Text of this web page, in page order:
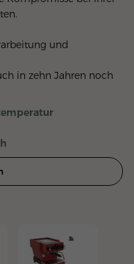
und
in zehn Jahren noch